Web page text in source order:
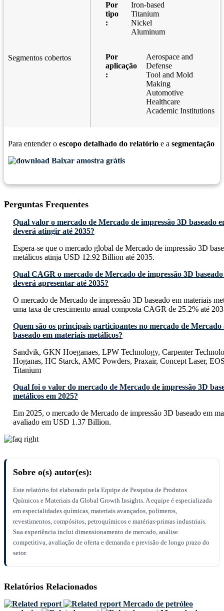
Segmentos cobertos
Por
tipo
:
Iron-based
Titanium
Nickel
Aluminum
Por
aplicação
:
Aerospace and
Defense
Tool and Mold
Making
Automotive
Healthcare
Academic Institutions
Para entender o escopo detalhado do relatório e a segmentação
Baixar amostra grátis
Perguntas Frequentes
Qual valor o mercado de Mercado de impressão 3D baseado
deverá atingir até 2035?
Espera-se que o mercado global de Mercado de impressão 3D
metálicos atinja USD 12.92 Billion até 2035.
Qual CAGR o mercado de Mercado de impressão 3D
deverá apresentar até 2035?
O mercado de Mercado de impressão 3D baseado em materiais
uma taxa de crescimento anual composta CAGR de 25.2% até
Quem são os principais participantes no mercado de Mercado
baseado em materiais metálicos?
Sandvik, GKN Hoeganaes, LPW Technology, Carpenter
Hoganas, HC Starck, AMC Powders, Praxair, Concept Laser,
Titanium
Qual foi o valor do mercado de Mercado de impressão 3D
metálicos em 2025?
Em 2025, o mercado de Mercado de impressão 3D baseado em
avaliado em USD 1.37 Billion.
Sobre o(s) autor(es):
Este relatório foi elaborado pela Equipe de Pesquisa de Produtos
Químicos e Materiais da Global Growth Insights. A equipe é especializada
em especialidades químicas, materiais avançados, polímeros,
revestimentos, compósitos, petroquímicos e matérias-primas industriais.
Sua experiência inclui dimensionamento de mercado, análise
competitiva, avaliação de oferta e demanda e previsão de longo prazo do
setor.
Relatórios Relacionados
Mercado de petróleo